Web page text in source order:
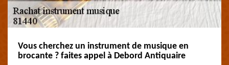
Vous cherchez un instrument de musique en
brocante ? faites appel à Debord Antiquaire